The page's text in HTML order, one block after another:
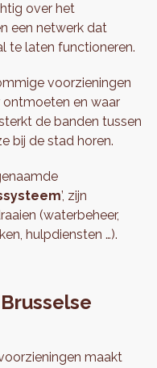
over het
een netwerk dat
te laten functioneren.
voorzieningen
ontmoeten en waar
de banden tussen
bij de stad horen.
’, zijn
(waterbeheer,
hulpdiensten …).
maakt